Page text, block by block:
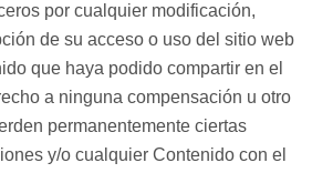
por cualquier modificación,
de su acceso o uso del sitio web
que haya podido compartir en el
a ninguna compensación u otro
permanentemente ciertas
y/o cualquier Contenido con el